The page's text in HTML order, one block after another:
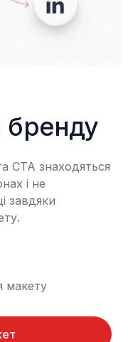
бренду
CTA знаходяться
і не
завдяки
макету